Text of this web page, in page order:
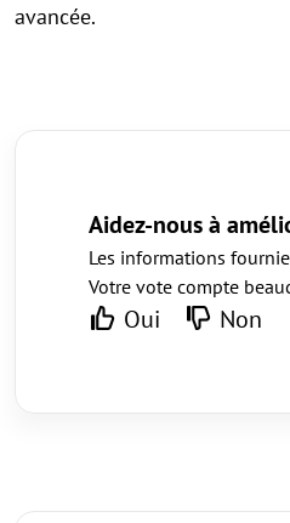
avancée.
Aidez-nous à
Les informations
Votre vote compte
Oui Non